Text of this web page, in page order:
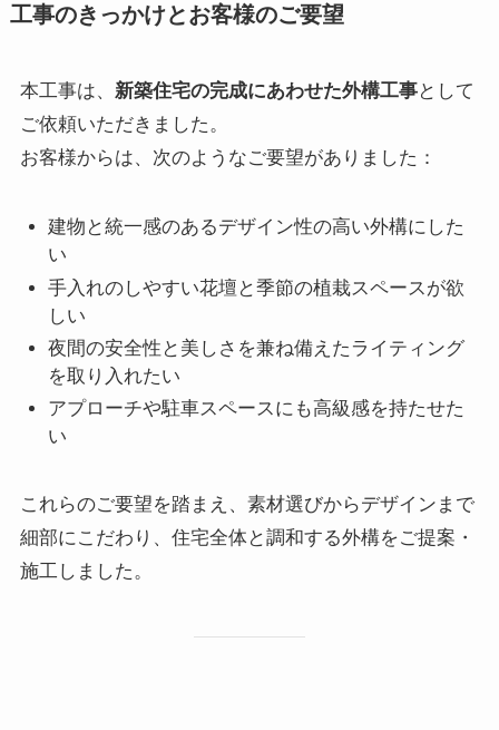
工事のきっかけとお客様のご要望
本工事は、 新築住宅の完成にあわせた外構工事として
ご依頼いただきました。
お客様からは、次のようなご要望がありました：
建物と統一感のあるデザイン性の高い外構にした
い
手入れのしやすい花壇と季節の植栽スペースが欲
しい
夜間の安全性と美しさを兼ね備えたライティング
を取り入れたい
アプローチや駐車スペースにも高級感を持たせた
い
これらのご要望を踏まえ、素材選びからデザインまで
細部にこだわり、住宅全体と調和する外構をご提案・
施工しました。